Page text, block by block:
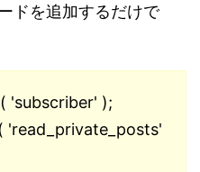
ドを追加するだけで
'subscriber' );
'read_private_posts'